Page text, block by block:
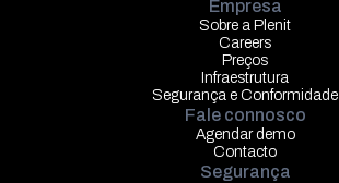
Empresa
Sobre a Plenit
Careers
Preços
Infraestrutura
Segurança e Conformidade
Fale connosco
Agendar demo
Contacto
Segurança